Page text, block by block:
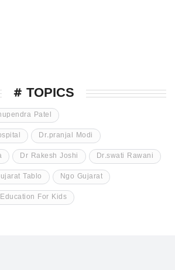
# TOPICS
Patel
Dr.pranjal Modi
Dr Rakesh Joshi Dr.swati Rawani
Tablo Ngo Gujarat
Education For Kids